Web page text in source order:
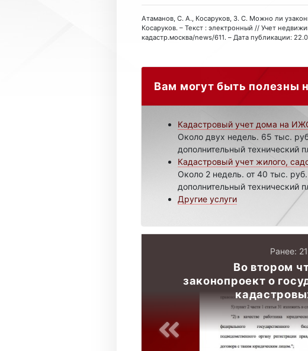
Атаманов, С. А., Косаруков, З. С. Можно ли
Косаруков. – Текст : электронный // Учет
кадастр.москва/news/611. – Дата публикации:
Вам могут быть полезны
Кадастровый учет дома на
Около двух недель. 65 тыс.
дополнительный технический
Кадастровый учет жилого,
Около 2 недель. от 40 тыс.
дополнительный технический
Другие услуги
Ранее:
Во втором
законопроект о